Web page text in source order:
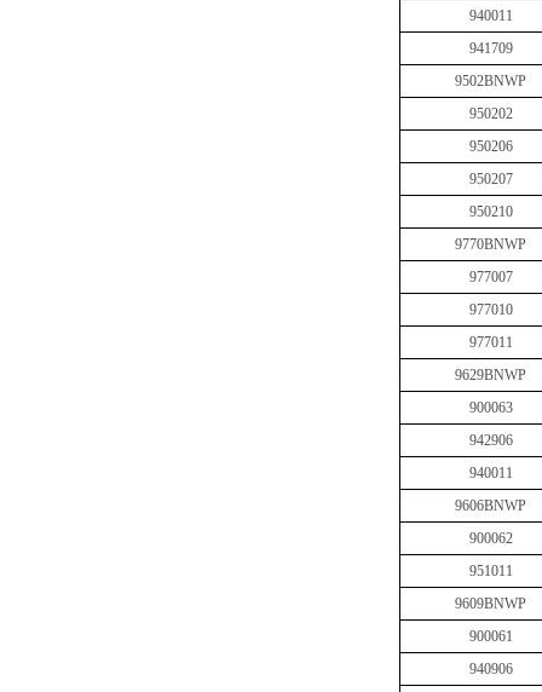
940011
941709
9502BNWP
950202
950206
950207
950210
9770BNWP
977007
977010
977011
9629BNWP
900063
942906
940011
9606BNWP
900062
951011
9609BNWP
900061
940906